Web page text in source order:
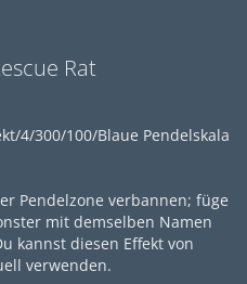
Rat
4/300/100/Blaue Pendelskala
Pendelzone verbannen; füge
mit demselben Namen
kannst diesen Effekt von
verwenden.